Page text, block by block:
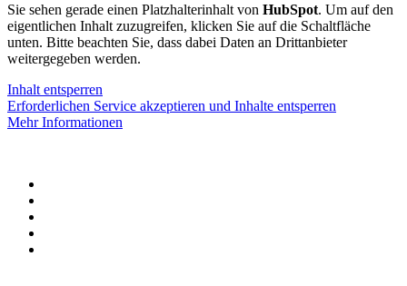
Sie sehen gerade einen Platzhalterinhalt von HubSpot. Um auf den
eigentlichen Inhalt zuzugreifen, klicken Sie auf die Schaltfläche
unten. Bitte beachten Sie, dass dabei Daten an Drittanbieter
weitergegeben werden.
Inhalt entsperren
Erforderlichen Service akzeptieren und Inhalte entsperren
Mehr Informationen